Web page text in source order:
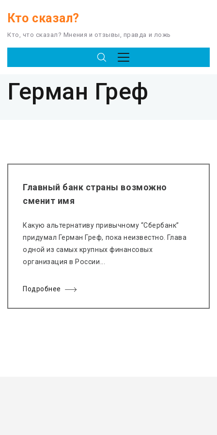
Кто сказал?
Кто, что сказал? Мнения и отзывы, правда и ложь
Герман Греф
Главный банк страны возможно
сменит имя
Какую альтернативу привычному “Сбербанк”
придумал Герман Греф, пока неизвестно. Глава
одной из самых крупных финансовых
организация в России...
Подробнее